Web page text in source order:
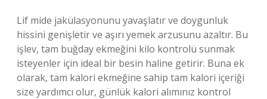
Lif mide jakülasyonunu yavaşlatır ve doygunluk
hissini genişletir ve aşırı yemek arzusunu azaltır. Bu
işlev, tam buğday ekmeğini kilo kontrolü sunmak
isteyenler için ideal bir besin haline getirir. Buna ek
olarak, tam kalori ekmeğine sahip tam kalori içeriği
size yardımcı olur, günlük kalori alımınız kontrol